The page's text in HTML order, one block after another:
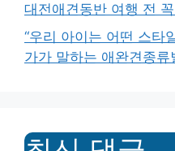
대전애견동반 여행 전
“우리 아이는 어떤 스타
가가 말하는 애완견종류